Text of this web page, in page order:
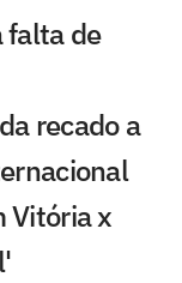
falta de
recado a
Vitória x